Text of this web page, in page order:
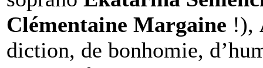
Clémentaine Margaine !),
diction, de bonhomie,